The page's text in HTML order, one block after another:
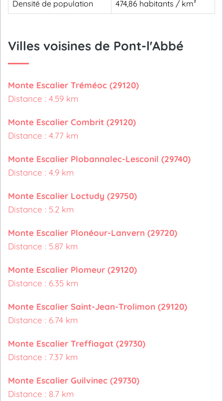
Densité de population 474,86 habitants / km²
Villes voisines de Pont-l'Abbé
Monte Escalier Tréméoc (29120)
Distance : 4.59 km
Monte Escalier Combrit (29120)
Distance : 4.77 km
Monte Escalier Plobannalec-Lesconil (29740)
Distance : 4.9 km
Monte Escalier Loctudy (29750)
Distance : 5.2 km
Monte Escalier Plonéour-Lanvern (29720)
Distance : 5.87 km
Monte Escalier Plomeur (29120)
Distance : 6.35 km
Monte Escalier Saint-Jean-Trolimon (29120)
Distance : 6.74 km
Monte Escalier Treffiagat (29730)
Distance : 7.37 km
Monte Escalier Guilvinec (29730)
Distance : 8.7 km